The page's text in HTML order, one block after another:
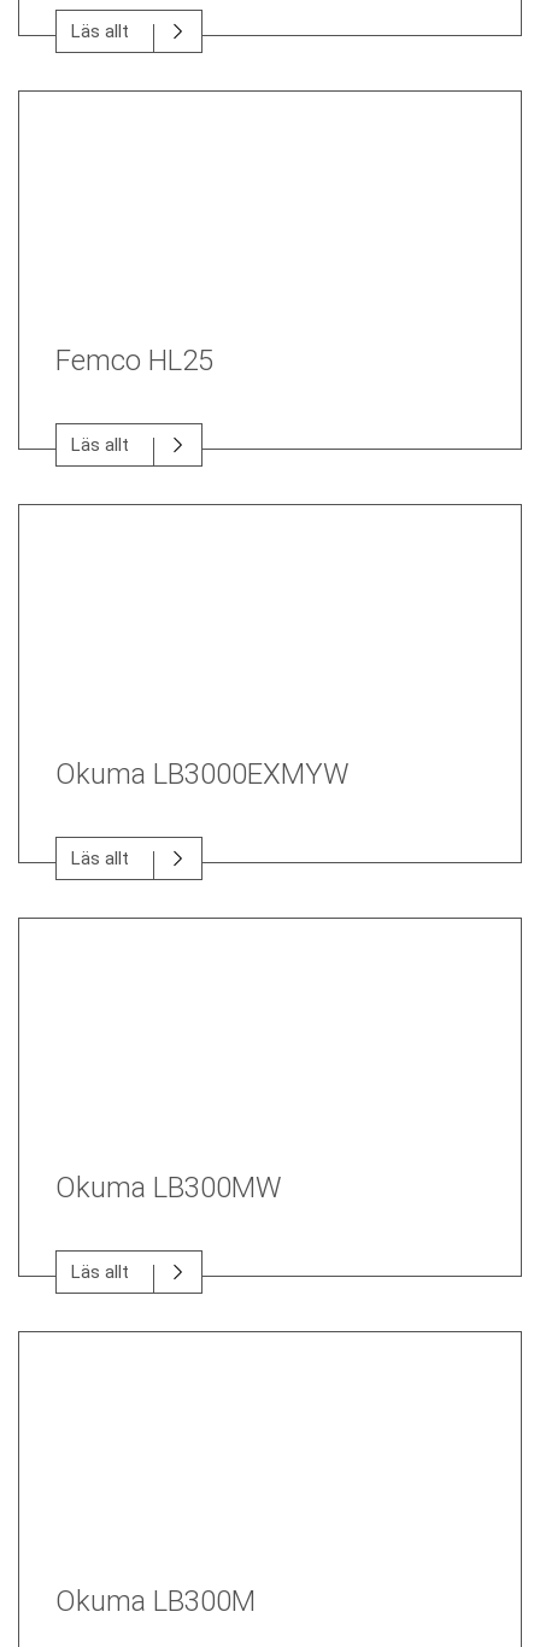
Läs allt
Femco HL25
Läs allt
Okuma LB3000EXMYW
Läs allt
Okuma LB300MW
Läs allt
Okuma LB300M